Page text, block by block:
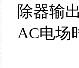
除器输
AC电场